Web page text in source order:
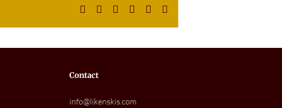
Facebook LinkedInWhatsApp
Pinterest
Contact
info@likenskis.com